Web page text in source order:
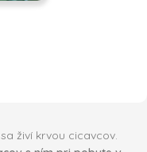
živí krvou cicavcov.